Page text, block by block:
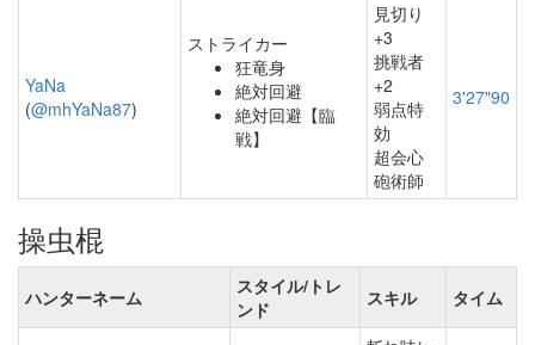
YaNa
(@mhYaNa87)
ストライカー
狂竜身
絶対回避
絶対回避【臨
戦】
見切り
+3
挑戦者
+2
弱点特
効
超会心
砲術師
3'27"90
操虫棍
ハンターネーム
スタイル/トレ
ンド
スキル タイム